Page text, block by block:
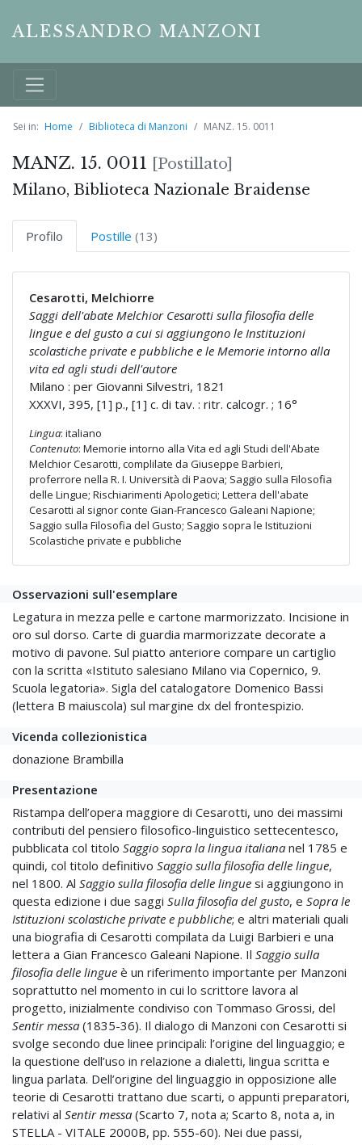
ALESSANDRO MANZONI
Sei in: Home Biblioteca di Manzoni MANZ. 15. 0011
MANZ. 15. 0011 [Postillato]
Milano, Biblioteca Nazionale Braidense
Profilo Postille (13)
Cesarotti, Melchiorre
Saggi dell'abate Melchior Cesarotti sulla filosofia delle
lingue e del gusto a cui si aggiungono le Instituzioni
scolastiche private e pubbliche e le Memorie intorno alla
vita ed agli studi dell'autore
Milano : per Giovanni Silvestri, 1821
XXXVI, 395, [1] p., [1] c. di tav. : ritr. calcogr. ; 16°
Lingua: italiano
Contenuto: Memorie intorno alla Vita ed agli Studi dell'Abate
Melchior Cesarotti, complilate da Giuseppe Barbieri,
proferrore nella R. I. Università di Paova; Saggio sulla Filosofia
delle Lingue; Rischiarimenti Apologetici; Lettera dell'abate
Cesarotti al signor conte Gian-Francesco Galeani Napione;
Saggio sulla Filosofia del Gusto; Saggio sopra le Istituzioni
Scolastiche private e pubbliche
Osservazioni sull'esemplare
Legatura in mezza pelle e cartone marmorizzato. Incisione in
oro sul dorso. Carte di guardia marmorizzate decorate a
motivo di pavone. Sul piatto anteriore compare un cartiglio
con la scritta «Istituto salesiano Milano via Copernico, 9.
Scuola legatoria». Sigla del catalogatore Domenico Bassi
(lettera B maiuscola) sul margine dx del frontespizio.
Vicenda collezionistica
donazione Brambilla
Presentazione
Ristampa dell’opera maggiore di Cesarotti, uno dei massimi
contributi del pensiero filosofico-linguistico settecentesco,
pubblicata col titolo Saggio sopra la lingua italiana nel 1785 e
quindi, col titolo definitivo Saggio sulla filosofia delle lingue,
nel 1800. Al Saggio sulla filosofia delle lingue si aggiungono in
questa edizione i due saggi Sulla filosofia del gusto, e Sopra le
Istituzioni scolastiche private e pubbliche; e altri materiali quali
una biografia di Cesarotti compilata da Luigi Barbieri e una
lettera a Gian Francesco Galeani Napione. Il Saggio sulla
filosofia delle lingue è un riferimento importante per Manzoni
soprattutto nel momento in cui lo scrittore lavora al
progetto, inizialmente condiviso con Tommaso Grossi, del
Sentir messa (1835-36). Il dialogo di Manzoni con Cesarotti si
svolge secondo due linee principali: l’origine del linguaggio; e
la questione dell’uso in relazione a dialetti, lingua scritta e
lingua parlata. Dell’origine del linguaggio in opposizione alle
teorie di Cesarotti trattano due scarti, o appunti preparatori,
relativi al Sentir messa (Scarto 7, nota a; Scarto 8, nota a, in
STELLA - VITALE 2000B, pp. 555-60). Nei due passi,